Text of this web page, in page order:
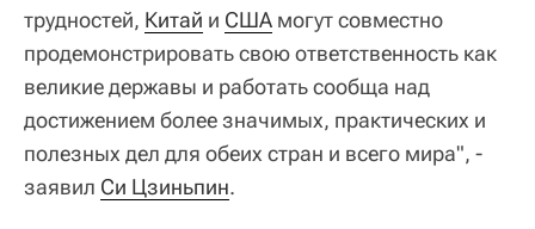
трудностей, Китай и США могут совместно
продемонстрировать свою ответственность как
великие державы и работать сообща над
достижением более значимых, практических и
полезных дел для обеих стран и всего мира", -
заявил Си Цзиньпин.